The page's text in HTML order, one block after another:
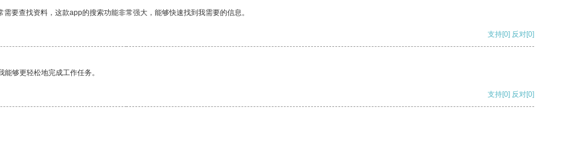
要查找资料，这款app的搜索功能非常强大，能够快速找到我需要的信息。
支持[0] 反对[0]
够更轻松地完成工作任务。
支持[0] 反对[0]